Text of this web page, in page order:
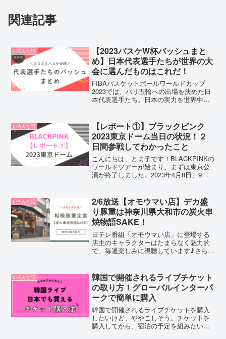
関連記事
いろんな話
【2023バスケW杯バッシュまと
め】日本代表選手たちが世界の大
会に選んだものはこれだ！
FIBAバスケットボールワールドカップ
2023では、パリ五輪への出場を決めた日
本代表選手たち。日本の実力を世界中に
来年のパリ五輪が楽しみです！！今回は
FIBAバスケッ...
いろんな話
【レポート①】ブラックピンク
2023東京ドーム当日の状況！２
日間参戦してわかったこと
こんにちは、とま子です！BLACKPINKの
ワールドツアーが始まり、まずは東京公
演が終了しました。2023年4月8日、9日
に参戦される方は、ぜひ参考にしてみて
下さ...
いろんな話
2/6放送【オモウマい店】デカ盛
り豚重は神奈川県大和市の炭火串
焼物語SAKE！
日テレ番組「オモウマい店」に登場する
店主のキャラクターはたまらなく魅力的
で、毎週楽しみに視聴しています♪さらに
Googleマップは行ってみたいリストのピ
ンだらけでありますｗ...
いろんな話
韓国で開催されるライブチケット
の取り方！グローバルインターパ
ークで簡単に購入
韓国で開催されるライブチケットを購入
したいけど、ややこしそう。チケットを
購入してから、宿泊の予定を組みたいけ